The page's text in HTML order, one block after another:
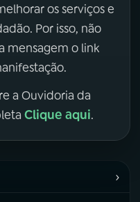
os serviços e
Por isso, não
mensagem o link
a Ouvidoria da
Clique aqui.
›